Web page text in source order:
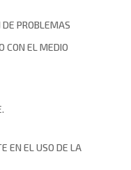
PROBLEMAS
EL MEDIO
EN EL USO DE LA